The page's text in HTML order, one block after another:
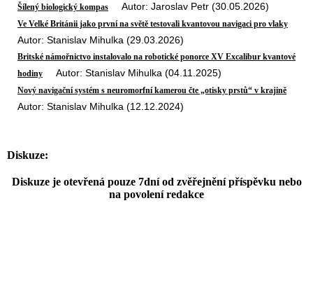
Šílený biologický kompas Autor: Jaroslav Petr (30.05.2026)
Ve Velké Británii jako první na světě testovali kvantovou navigaci pro vlaky
Autor: Stanislav Mihulka (29.03.2026)
Britské námořnictvo instalovalo na robotické ponorce XV Excalibur kvantové
hodiny Autor: Stanislav Mihulka (04.11.2025)
Nový navigační systém s neuromorfní kamerou čte „otisky prstů“ v krajině
Autor: Stanislav Mihulka (12.12.2024)
Diskuze:
Diskuze je otevřená pouze 7dní od zvěřejnění příspěvku nebo
na povolení redakce